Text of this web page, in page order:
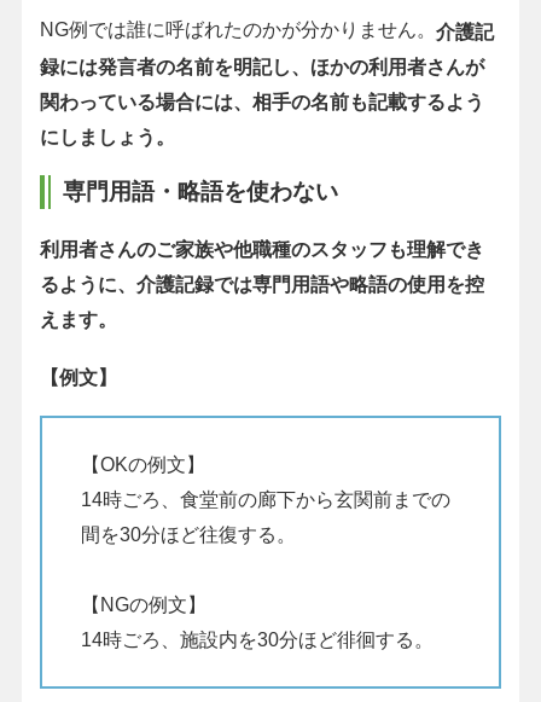
NG例では誰に呼ばれたのかが分かりません。 介護記
録には発言者の名前を明記し、ほかの利用者さんが
関わっている場合には、相手の名前も記載するよう
にしましょう。
専門用語・略語を使わない
利用者さんのご家族や他職種のスタッフも理解でき
るように、介護記録では専門用語や略語の使用を控
えます。
【例文】
【OKの例文】
14時ごろ、食堂前の廊下から玄関前までの
間を30分ほど往復する。
【NGの例文】
14時ごろ、施設内を30分ほど徘徊する。